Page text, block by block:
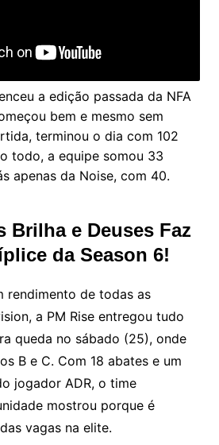
a edição passada da NFA
bem e mesmo sem
terminou o dia com 102
todo, a equipe somou 33
apenas da Noise, com 40.
Brilha e Deuses Faz
da Season 6!
rendimento de todas as
a PM Rise entregou tudo
queda no sábado (25), onde
B e C. Com 18 abates e um
jogador ADR, o time
mostrou porque é
vagas na elite.